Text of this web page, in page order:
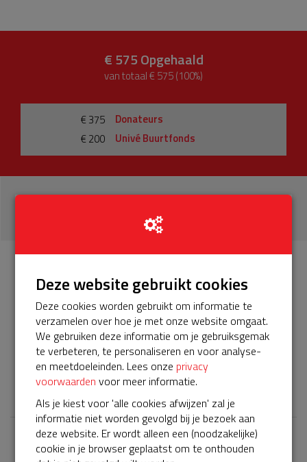
€ 575Opgehaald
van totaal € 575 (100%)
€ 375
Donateurs
€ 200
Univé Buurtfonds
24
donaties
Info Donateurs 24
Het servicepakket van onze BuurtAED verloopt bijna en
moet worden verlengd, zodat onze AED gebruiksklaar
blijft. Help je mee? Doneer voor ons servicepakket!
𝕏
Laatste donaties
Deze website gebruikt cookies
Deze cookies worden gebruikt om informatie te
verzamelen over hoe je met onze website omgaat.
We gebruiken deze informatie om je gebruiksgemak
te verbeteren, te personaliseren en voor analyse-
en meetdoeleinden. Lees onze privacy
voorwaarden voor meer informatie.
Als je kiest voor 'alle cookies afwijzen' zal je
informatie niet worden gevolgd bij je bezoek aan
deze website. Er wordt alleen een (noodzakelijke)
cookie in je browser geplaatst om te onthouden